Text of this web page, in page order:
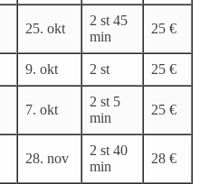
25. okt
2 st 45
min
25 €
9. okt 2 st 25 €
7. okt
2 st 5
min
25 €
28. nov
2 st 40
min
28 €